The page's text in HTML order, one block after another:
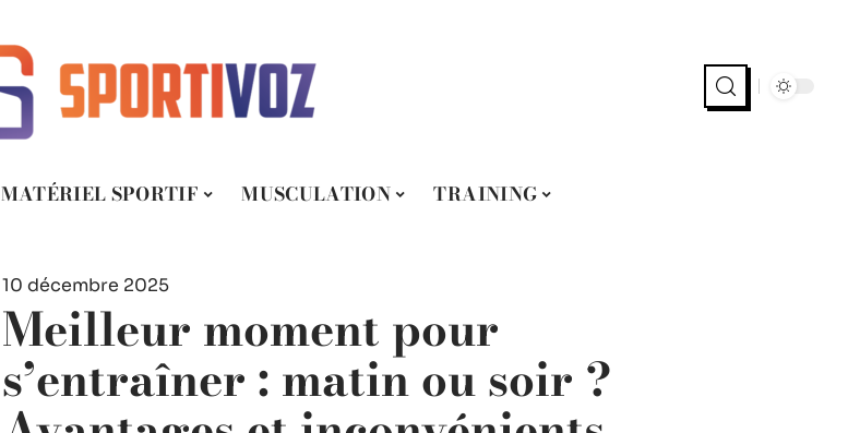
MATÉRIEL SPORTIF MUSCULATION TRAINING
10 décembre 2025
Meilleur moment pour
s’entraîner : matin ou soir ?